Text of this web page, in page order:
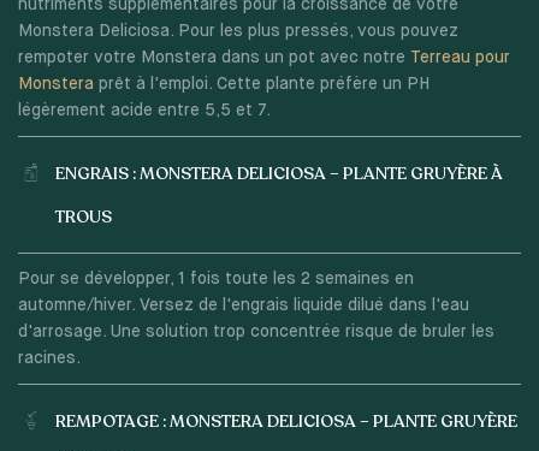
nutriments supplémentaires pour la croissance de votre
Monstera Deliciosa. Pour les plus pressés, vous pouvez
rempoter votre Monstera dans un pot avec notre Terreau pour
Monstera prêt à l'emploi. Cette plante préfère un PH
légèrement acide entre 5,5 et 7.
ENGRAIS : MONSTERA DELICIOSA – PLANTE GRUYÈRE À
TROUS
Pour se développer, 1 fois toute les 2 semaines en
automne/hiver. Versez de l'engrais liquide dilué dans l'eau
d'arrosage. Une solution trop concentrée risque de bruler les
racines.
REMPOTAGE : MONSTERA DELICIOSA – PLANTE GRUYÈRE